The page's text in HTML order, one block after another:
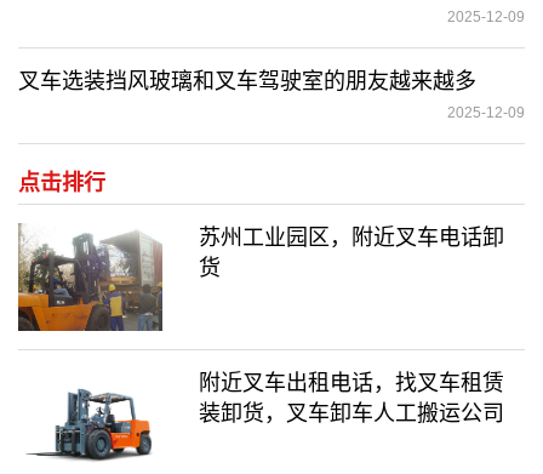
2025-12-09
叉车选装挡风玻璃和叉车驾驶室的朋友越来越多
2025-12-09
点击排行
苏州工业园区，附近叉车电话卸
货
附近叉车出租电话，找叉车租赁
装卸货，叉车卸车人工搬运公司